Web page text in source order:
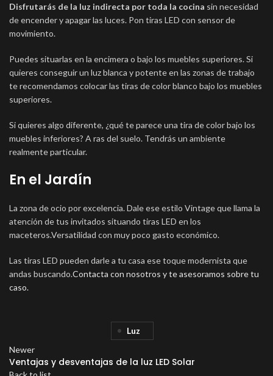
Disfrutarás de la luz indirecta por toda la cocina sin necesidad
de encender y apagar las luces. Pon tiras LED con sensor de
movimiento.
Puedes situarlas en la encimera o bajo los muebles superiores. Si
quieres conseguir un luz blanca y potente en las zonas de trabajo
te recomendamos colocar las tiras de color blanco bajo los muebles
superiores.
Si quieres algo diferente, ¿qué te parece una tira de color bajo los
muebles inferiores? A ras del suelo. Tendrás un ambiente
realmente particular.
En el Jardín
La zona de ocio por excelencia. Dale ese estilo Vintage que llama la
atención de tus invitados situando tiras LED en los
maceteros.Versatilidad con muy poco gasto económico.
Las tiras LED pueden darle a tu casa ese toque modernista que
andas buscando.Contacta con nosotros y te asesoramos sobre tu
caso.
Luz
Newer
Ventajas y desventajas de la luz LED Solar